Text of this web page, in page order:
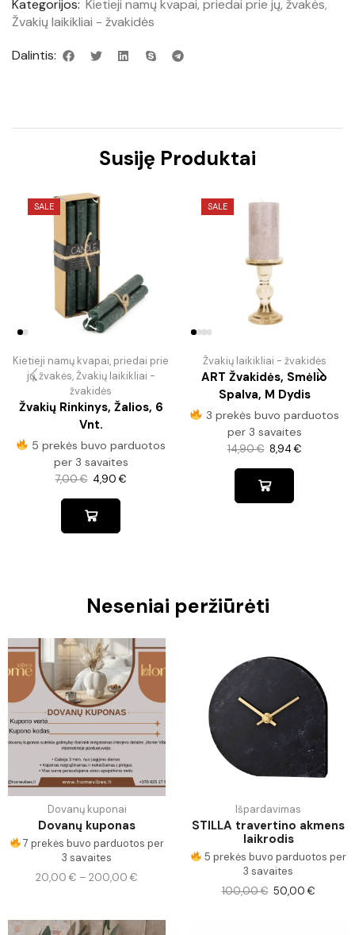
Kategorijos: Kietieji namų kvapai, priedai prie jų, žvakės,
Žvakių laikikliai - žvakidės
Dalintis:
Susiję Produktai
SALE
Kietieji namų kvapai, priedai prie
jų, žvakės,Žvakių laikikliai -
žvakidės
Žvakių Rinkinys, Žalios, 6
Vnt.
5 prekės buvo parduotos
per 3 savaites
7,00€ 4,90€
SALE
Žvakių laikikliai - žvakidės
ART Žvakidės, Smėlio
Spalva, M Dydis
3 prekės buvo parduotos
per 3 savaites
14,90€ 8,94€
Neseniai peržiūrėti
Dovanų kuponai
Dovanų kuponas
7 prekės buvo parduotos per
3 savaites
20,00 € – 200,00 €
Išpardavimas
STILLA travertino akmens
laikrodis
5 prekės buvo parduotos per
3 savaites
100,00€ 50,00€